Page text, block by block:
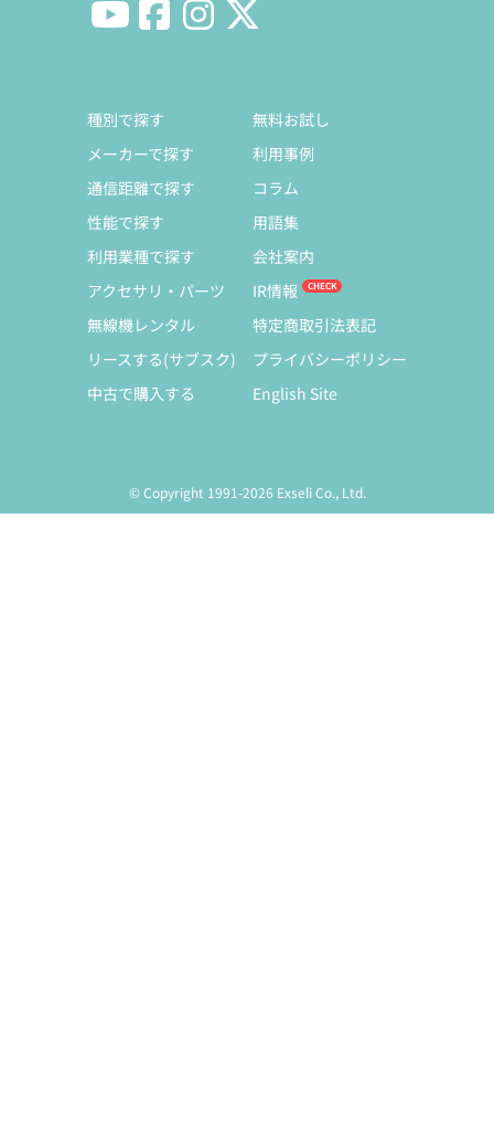
種別で探す
メーカーで探す
通信距離で探す
性能で探す
利用業種で探す
アクセサリ・パーツ
無線機レンタル
リースする(サブスク)
中古で購入する
無料お試し
利用事例
コラム
用語集
会社案内
IR情報
特定商取引法表記
プライバシーポリシー
English Site
© Copyright 1991-2026 Exseli Co., Ltd.